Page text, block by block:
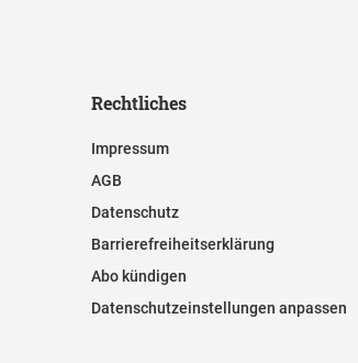
Rechtliches
Impressum
AGB
Datenschutz
Barrierefreiheitserklärung
Abo kündigen
Datenschutzeinstellungen anpassen